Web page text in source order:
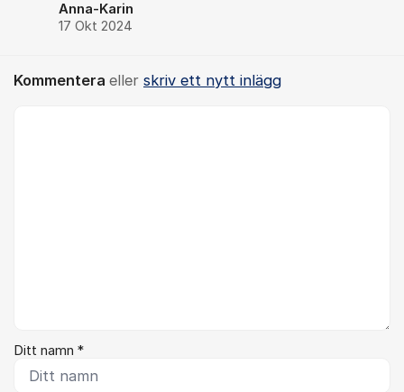
Anna-Karin
17 Okt 2024
Kommentera eller skriv ett nytt inlägg
Ditt namn *